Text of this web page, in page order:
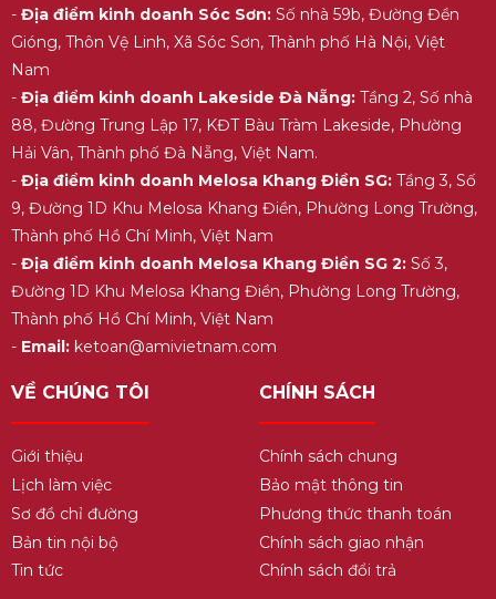
- Địa điểm kinh doanh Sóc Sơn:Số nhà 59b, Đường Đền
Gióng, Thôn Vệ Linh, Xã Sóc Sơn, Thành phố Hà Nội, Việt
Nam
- Địa điểm kinh doanh Lakeside Đà Nẵng:Tầng 2, Số nhà
88, Đường Trung Lập 17, KĐT Bàu Tràm Lakeside, Phường
Hải Vân, Thành phố Đà Nẵng, Việt Nam.
- Địa điểm kinh doanh Melosa Khang Điền SG:Tầng 3, Số
9, Đường 1D Khu Melosa Khang Điền, Phường Long Trường,
Thành phố Hồ Chí Minh, Việt Nam
- Địa điểm kinh doanh Melosa Khang Điền SG 2:Số 3,
Đường 1D Khu Melosa Khang Điền, Phường Long Trường,
Thành phố Hồ Chí Minh, Việt Nam
- Email:ketoan@amivietnam.com
VỀ CHÚNG TÔI
Giới thiệu
Lịch làm việc
Sơ đồ chỉ đường
Bản tin nội bộ
Tin tức
CHÍNH SÁCH
Chính sách chung
Bảo mật thông tin
Phương thức thanh toán
Chính sách giao nhận
Chính sách đổi trả